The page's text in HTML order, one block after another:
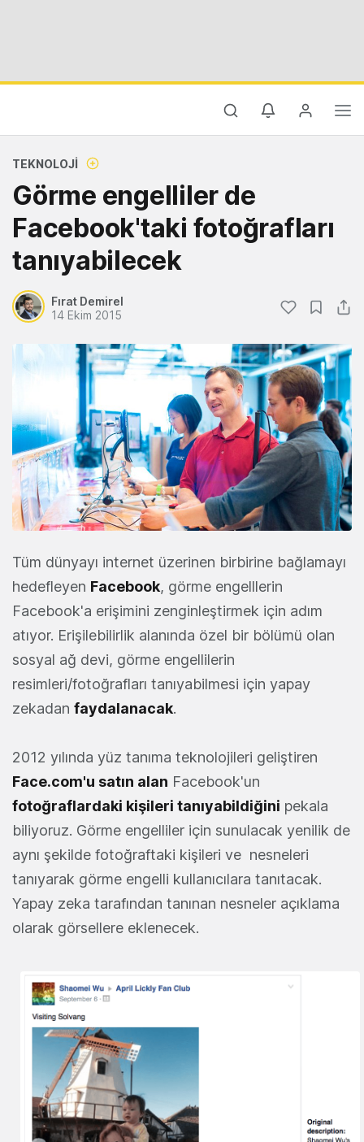
TEKNOLOJI
Görme engelliler de
Facebook'taki fotoğrafları
tanıyabilecek
Fırat Demirel
14 Ekim 2015
Tüm dünyayı internet üzerinen birbirine bağlamayı
hedefleyen Facebook, görme engelllerin
Facebook'a erişimini zenginleştirmek için adım
atıyor. Erişilebilirlik alanında özel bir bölümü olan
sosyal ağ devi, görme engellilerin
resimleri/fotoğrafları tanıyabilmesi için yapay
zekadan faydalanacak.
2012 yılında yüz tanıma teknolojileri geliştiren
Face.com'u satın alan Facebook'un
fotoğraflardaki kişileri tanıyabildiğini pekala
biliyoruz. Görme engelliler için sunulacak yenilik de
aynı şekilde fotoğraftaki kişileri ve nesneleri
tanıyarak görme engelli kullanıcılara tanıtacak.
Yapay zeka tarafından tanınan nesneler açıklama
olarak görsellere eklenecek.